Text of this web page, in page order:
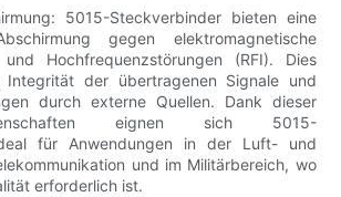
5015-Steckverbinder bieten eine
gegen elektromagnetische
Hochfrequenzstörungen (RFI). Dies
Integrität der übertragenen Signale und
durch externe Quellen. Dank dieser
eignen sich 5015-
für Anwendungen in der Luft- und
und im Militärbereich, wo
erforderlich ist.